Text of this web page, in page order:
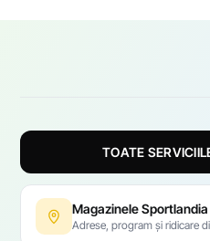
TOATE
Magazinele Sportlandia
Adrese, program și ridicare